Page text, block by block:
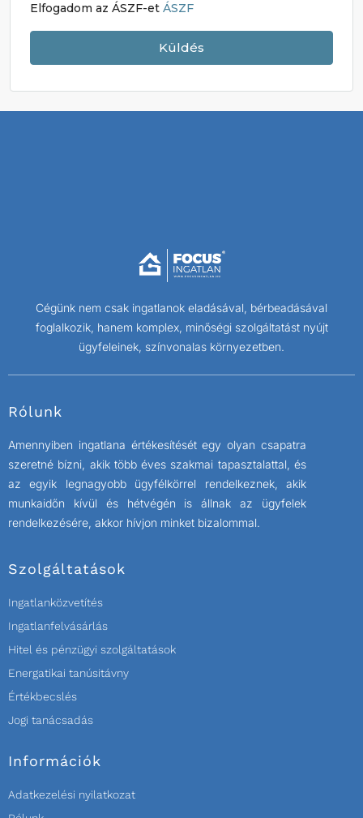
Elfogadom az ÁSZF-et ÁSZF
Küldés
Cégünk nem csak ingatlanok eladásával, bérbeadásával
foglalkozik, hanem komplex, minőségi szolgáltatást nyújt
ügyfeleinek, színvonalas környezetben.
Rólunk
Amennyiben ingatlana értékesítését egy olyan csapatra
szeretné bízni, akik több éves szakmai tapasztalattal, és
az egyik legnagyobb ügyfélkörrel rendelkeznek, akik
munkaidőn kívül és hétvégén is állnak az ügyfelek
rendelkezésére, akkor hívjon minket bizalommal.
Szolgáltatások
Ingatlanközvetítés
Ingatlanfelvásárlás
Hitel és pénzügyi szolgáltatások
Energatikai tanúsitávny
Értékbecslés
Jogi tanácsadás
Információk
Adatkezelési nyilatkozat